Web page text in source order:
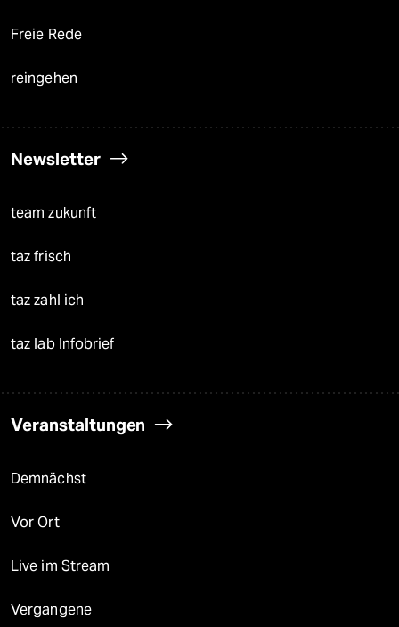
Freie Rede
reingehen
Newsletter
team zukunft
taz frisch
taz zahl ich
taz lab Infobrief
Veranstaltungen
Demnächst
Vor Ort
Live im Stream
Vergangene